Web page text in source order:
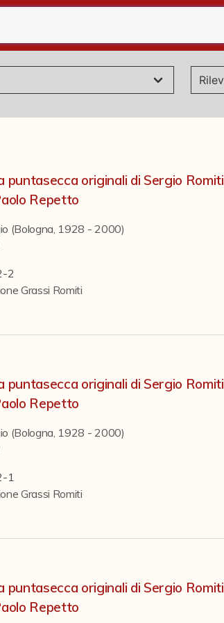
puntasecca originali di Sergio Romiti
Repetto
(Bologna, 1928 - 2000)
2
Grassi Romiti
puntasecca originali di Sergio Romiti
Repetto
(Bologna, 1928 - 2000)
1
Grassi Romiti
puntasecca originali di Sergio Romiti
Repetto